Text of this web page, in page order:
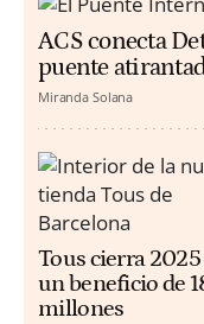
ACS conecta
puente
Miranda Solana
Tous cierra
un beneficio de
millones